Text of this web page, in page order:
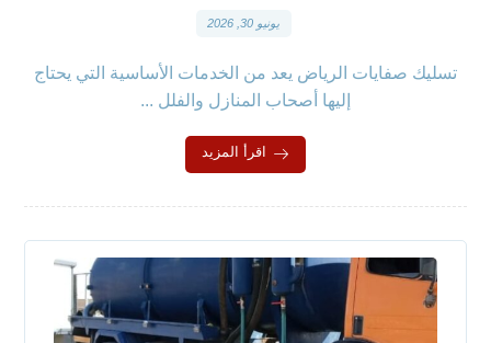
يونيو 30, 2026
تسليك صفايات الرياض يعد من الخدمات الأساسية التي يحتاج
إليها أصحاب المنازل والفلل ...
اقرأ المزيد